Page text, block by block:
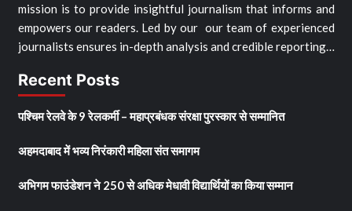
mission is to provide insightful journalism that informs and
empowers our readers. Led by our our team of experienced
journalists ensures in-depth analysis and credible reporting…
Recent Posts
पश्चिम रेलवे के 9 रेलकर्मी – महाप्रबंधक संरक्षा पुरस्कार से सम्मानित
अहमदाबाद में भव्य निरंकारी महिला संत समागम
अभिगम फाउंडेशन ने 250 से अधिक मेधावी विद्यार्थियों का किया सम्मान